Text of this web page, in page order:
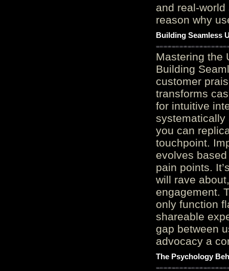
and real-
reason why
Building Seamless
Mastering the
Building
customer
transforms
for intuitive
systematically
you can
touchpoint.
evolves
pain points.
will rave
engagement.
only function
shareable
gap between
advocacy a
The Psychology